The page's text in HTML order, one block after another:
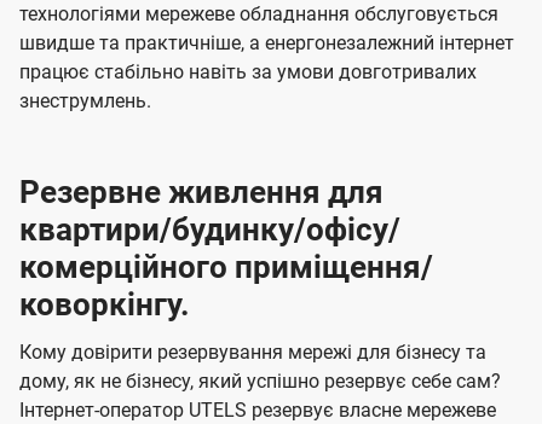
технологіями мережеве обладнання обслуговується
швидше та практичніше, а енергонезалежний інтернет
працює стабільно навіть за умови довготривалих
знеструмлень.
Резервне живлення для
квартири/будинку/офісу/
комерційного приміщення/
коворкінгу.
Кому довірити резервування мережі для бізнесу та
дому, як не бізнесу, який успішно резервує себе сам?
Інтернет-оператор UTELS резервує власне мережеве